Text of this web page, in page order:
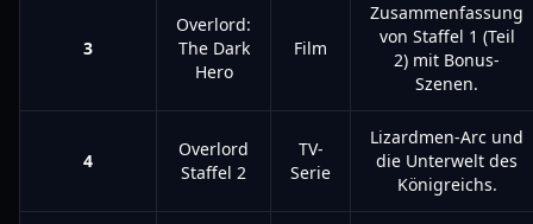
3
Overlord:
The Dark
Hero
Film
Zusammenfassung
von Staffel 1 (Teil
2) mit Bonus-
Szenen.
4
Overlord
Staffel 2
TV-
Serie
Lizardmen-Arc und
die Unterwelt des
Königreichs.